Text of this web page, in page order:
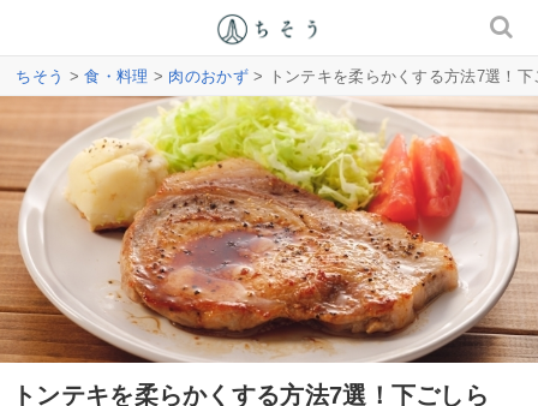
ちそう >食・料理 > 肉のおかず> トンテキを柔らかくする方法7選！
トンテキを柔らかくする方法7選！下ごしら